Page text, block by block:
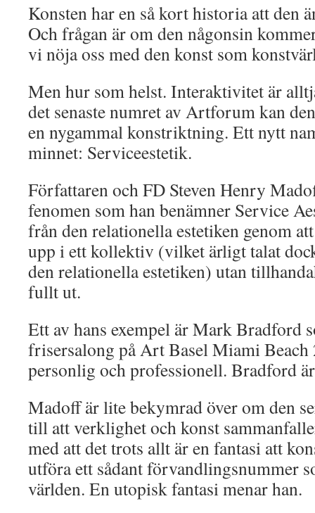
Konsten har en så kort historia att den
Och frågan är om den någonsin
vi nöja oss med den konst som
Men hur som helst. Interaktivitet är
det senaste numret av Artforum kan
en nygammal konstriktning. Ett nytt
minnet: Serviceestetik.
Författaren och FD Steven Henry
fenomen som han benämner Service
från den relationella estetiken genom
upp i ett kollektiv (vilket ärligt talat
den relationella estetiken) utan
fullt ut.
Ett av hans exempel är Mark Bradford
frisersalong på Art Basel Miami Beach
personlig och professionell. Bradford
Madoff är lite bekymrad över om den
till att verklighet och konst
med att det trots allt är en fantasi att
utföra ett sådant förvandlingsnummer
världen. En utopisk fantasi menar han.